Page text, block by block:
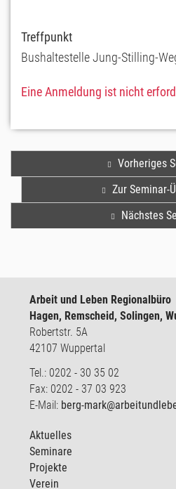
Treffpunkt
Bushaltestelle Jung-Stilling-
Eine Anmeldung ist nicht
Vorheriges
Zur Seminar-
Nächstes
Arbeit und Leben Regionalbüro
Hagen, Remscheid, Solingen,
Robertstr. 5A
42107 Wuppertal
Tel.: 0202 - 30 35 02
Fax: 0202 - 37 03 923
E-Mail: berg-
Aktuelles
Seminare
Projekte
Verein